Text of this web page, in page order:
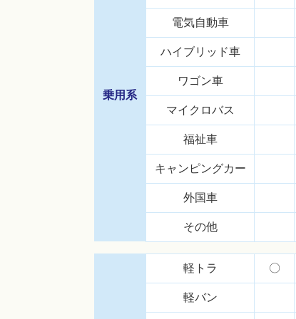
乗用系
電気自動車
ハイブリッド車
ワゴン車
マイクロバス
福祉車
キャンピングカー
外国車
その他
軽トラ 〇
軽バン